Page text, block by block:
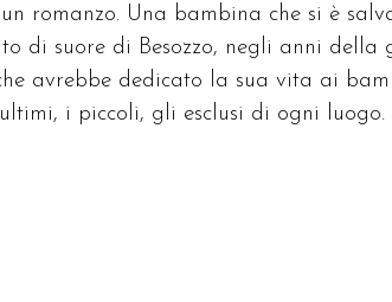
romanzo. Una bambina che si è
di suore di Besozzo, negli anni
avrebbe dedicato la sua vita ai
i piccoli, gli esclusi di ogni luogo.